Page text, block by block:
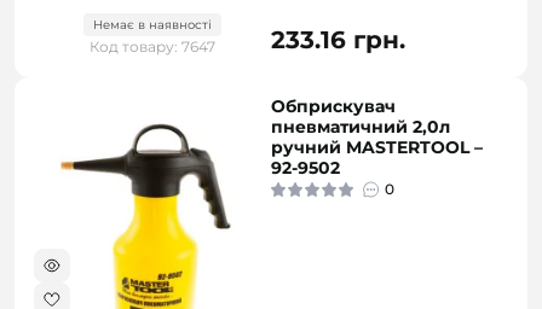
Немає в наявності
Код товару: 7647 233.16 грн.
Обприскувач
пневматичний 2,0л
ручний MASTERTOOL –
92-9502
0